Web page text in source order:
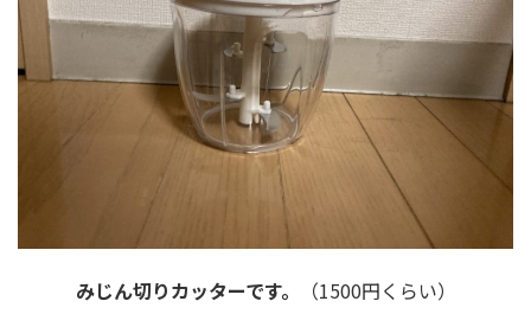
みじん切りカッターです。 （1500円くらい）